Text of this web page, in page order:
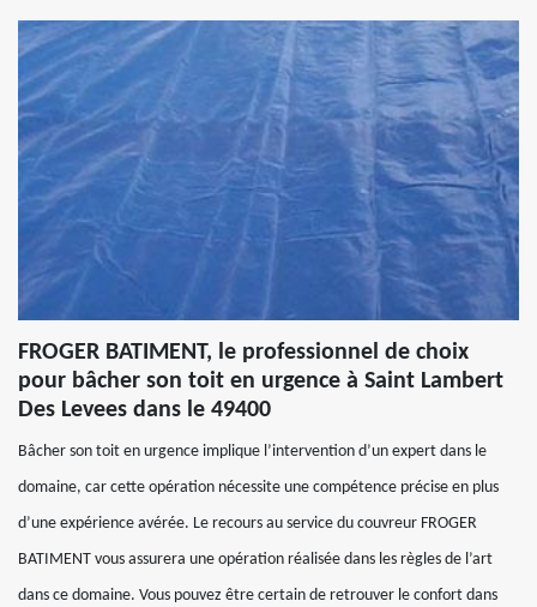
FROGER BATIMENT, le professionnel de choix
pour bâcher son toit en urgence à Saint Lambert
Des Levees dans le 49400
Bâcher son toit en urgence implique l’intervention d’un expert dans le
domaine, car cette opération nécessite une compétence précise en plus
d’une expérience avérée. Le recours au service du couvreur FROGER
BATIMENT vous assurera une opération réalisée dans les règles de l’art
dans ce domaine. Vous pouvez être certain de retrouver le confort dans